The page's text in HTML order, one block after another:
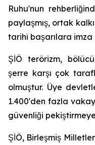
Ruhu'nun
paylaşmış, ortak
tarihî başarılara imza
ŞİÖ terörizm,
şerre karşı çok
olmuştur. Üye
1.400'den fazla
güvenliği
ŞİÖ, Birleşmiş